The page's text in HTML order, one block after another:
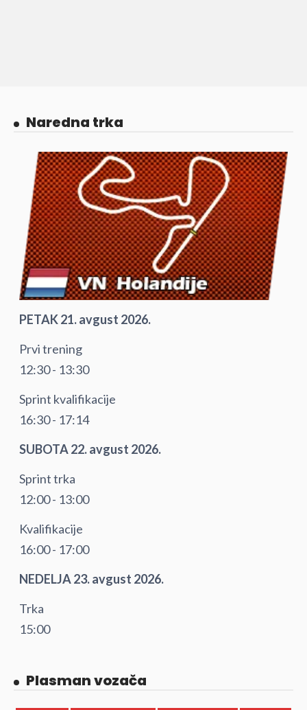
Naredna trka
PETAK 21. avgust 2026.
Prvi trening
12:30 - 13:30
Sprint kvalifikacije
16:30 - 17:14
SUBOTA 22. avgust 2026.
Sprint trka
12:00 - 13:00
Kvalifikacije
16:00 - 17:00
NEDELJA 23. avgust 2026.
Trka
15:00
Plasman vozača